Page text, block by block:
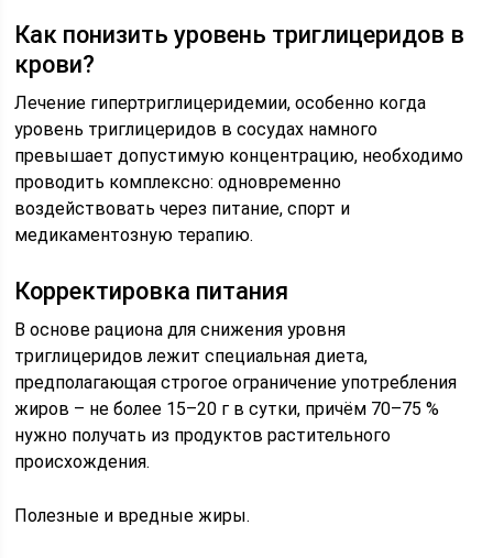
Как понизить уровень триглицеридов в
крови?
Лечение гипертриглицеридемии, особенно когда
уровень триглицеридов в сосудах намного
превышает допустимую концентрацию, необходимо
проводить комплексно: одновременно
воздействовать через питание, спорт и
медикаментозную терапию.
Корректировка питания
В основе рациона для снижения уровня
триглицеридов лежит специальная диета,
предполагающая строгое ограничение употребления
жиров – не более 15–20 г в сутки, причём 70–75 %
нужно получать из продуктов растительного
происхождения.
Полезные и вредные жиры.